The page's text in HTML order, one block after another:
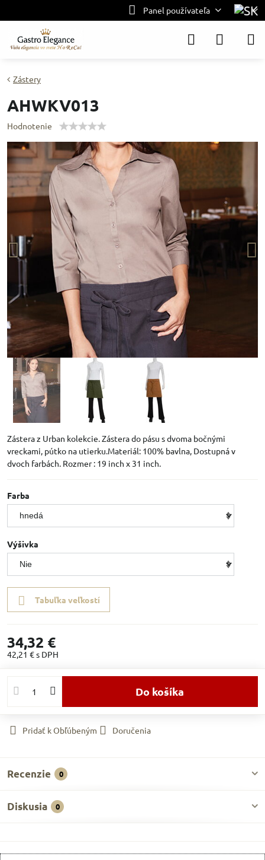
Panel používateľa
Zástery
AHWKV013
Hodnotenie
Zástera z Urban kolekcie. Zástera do pásu s dvoma bočnými
vreckami, pútko na utierku.Materiál: 100% bavlna, Dostupná v
dvoch farbách. Rozmer : 19 inch x 31 inch.
Farba
Výšivka
Tabuľka veľkostí
34,32 €
42,21 €s DPH
Do košíka
Pridať k Obľúbeným Doručenia
Recenzie 0
Diskusia 0